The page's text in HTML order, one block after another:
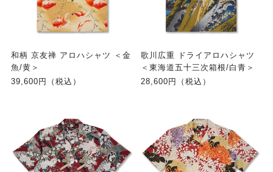
和柄 京友禅 アロハシャツ ＜金
魚/黄＞
39,600円（税込）
歌川広重 ドライアロハシャツ
＜東海道五十三次箱根/白青＞
28,600円（税込）